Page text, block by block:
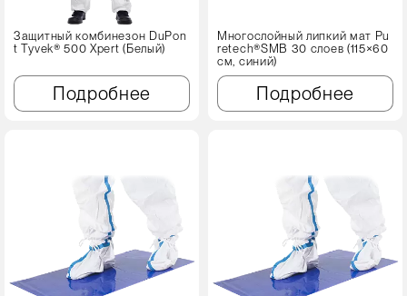
Защитный комбинезон DuPon
t Tyvek® 500 Xpert (Белый)
Подробнее
Многослойный липкий мат Pu
retech®SMB 30 слоев (115×60
см, синий)
Подробнее